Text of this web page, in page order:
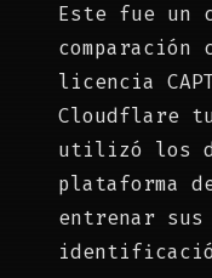
Este fue un
comparación
licencia
Cloudflare
utilizó los
plataforma
entrenar sus